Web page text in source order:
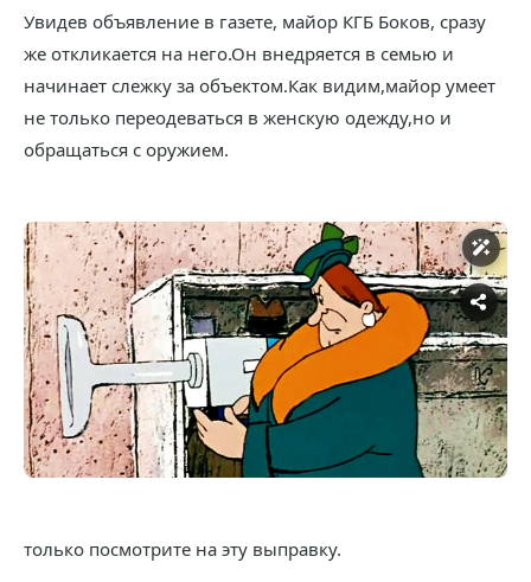
Увидев объявление в газете, майор КГБ Боков, сразу
же откликается на него.Он внедряется в семью и
начинает слежку за объектом.Как видим,майор умеет
не только переодеваться в женскую одежду,но и
обращаться с оружием.
только посмотрите на эту выправку.